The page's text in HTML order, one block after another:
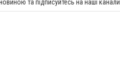
та підписуйтесь на наші канали